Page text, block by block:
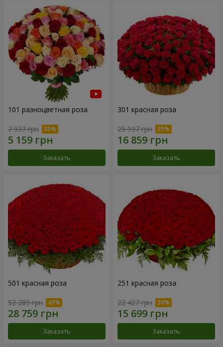
101 разноцветная роза
7 937 грн
Заказать
301 красная роза
25 937 грн
Заказать
501 красная роза
52 289 грн
Заказать
251 красная роза
22 427 грн
Заказать